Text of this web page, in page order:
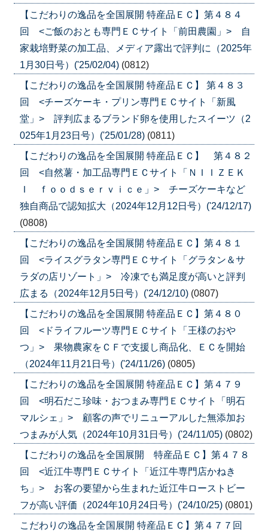
【こだわりの逸品を全国展開 特産品ＥＣ】第４８４
回 <ご飯のおとも専門ＥＣサイト「前田農園」> 自
家栽培野菜の加工品、メディア露出で評判に（2025年
1月30日号）('25/02/04) (0812)
【こだわりの逸品を全国展開 特産品ＥＣ】 第４８３
回 <チーズケーキ・プリン専門ＥＣサイト「新風
堂」> 評判広まるブランド卵を使用したスイーツ（2
025年1月23日号）('25/01/28) (0811)
【こだわりの逸品を全国展開 特産品ＥＣ】 第４８２
回 <自然薯・加工品専門ＥＣサイト「ＮＩＩＺＥＫ
Ｉ ｆｏｏｄｓｅｒｖｉｃｅ」> チーズケーキなど
独自商品で認知拡大（2024年12月12日号）('24/12/17)
(0808)
【こだわりの逸品を全国展開 特産品ＥＣ】第４８１
回 <ライスグラタン専門ＥＣサイト「グラタン＆サ
ラダの店リゾート」> 冷凍でも満足度が高いと評判
広まる（2024年12月5日号）('24/12/10) (0807)
【こだわりの逸品を全国展開 特産品ＥＣ】第４８０
回 <ドライフルーツ専門ＥＣサイト「王様のおや
つ」> 果物農家をＣＦで支援し商品化、ＥＣを開始
（2024年11月21日号）('24/11/26) (0805)
【こだわりの逸品を全国展開 特産品ＥＣ】第４７９
回 <明石だこ珍味・おつまみ専門ＥＣサイト「明石
マルシェ」> 顧客の声でリニューアルした無添加お
つまみが人気（2024年10月31日号）('24/11/05) (0802)
【こだわりの逸品を全国展開 特産品ＥＣ】第４７８
回 <近江牛専門ＥＣサイト「近江牛専門店かねき
ち」> お客の要望から生まれた近江牛ローストビー
フが高い評価（2024年10月24日号）('24/10/25) (0801)
こだわりの逸品を全国展開 特産品ＥＣ】第４７７回